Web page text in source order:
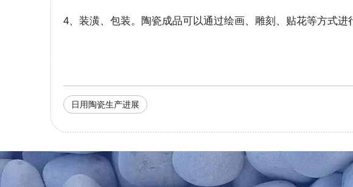
4、装潢、包装。陶瓷成品可以通过绘画、雕刻、贴花等方式进
日用陶瓷生产进展